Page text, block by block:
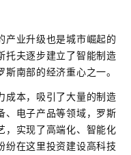
产业升级也是城市崛起的
托夫逐步建立了智能制造
南部的经济重心之一。
成本，吸引了大量的制造
、电子产品等领域，罗斯
，实现了高端化、智能化
纷在这里投资建设高科技